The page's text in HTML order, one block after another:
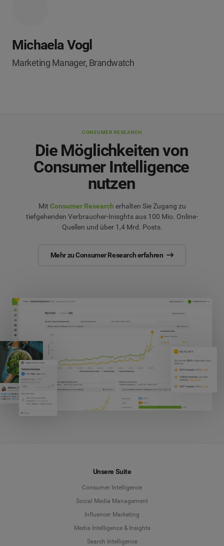
Michaela Vogl
Marketing Manager, Brandwatch
CONSUMER RESEARCH
Die Möglichkeiten von
Consumer Intelligence
nutzen
Mit Consumer Research erhalten Sie Zugang zu
tiefgehenden Verbraucher-Inisghts aus 100 Mio. Online-
Quellen und über 1,4 Mrd. Posts.
Mehr zu Consumer Research erfahren
Unsere Suite
Consumer Intelligence
Social Media Management
Influencer Marketing
Media Intelligence & Insights
Search Intelligence